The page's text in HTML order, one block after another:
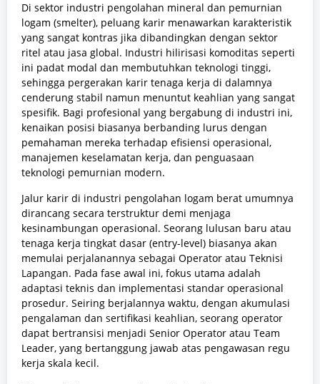
Di sektor industri pengolahan mineral dan pemurnian
logam (smelter), peluang karir menawarkan karakteristik
yang sangat kontras jika dibandingkan dengan sektor
ritel atau jasa global. Industri hilirisasi komoditas seperti
ini padat modal dan membutuhkan teknologi tinggi,
sehingga pergerakan karir tenaga kerja di dalamnya
cenderung stabil namun menuntut keahlian yang sangat
spesifik. Bagi profesional yang bergabung di industri ini,
kenaikan posisi biasanya berbanding lurus dengan
pemahaman mereka terhadap efisiensi operasional,
manajemen keselamatan kerja, dan penguasaan
teknologi pemurnian modern.
Jalur karir di industri pengolahan logam berat umumnya
dirancang secara terstruktur demi menjaga
kesinambungan operasional. Seorang lulusan baru atau
tenaga kerja tingkat dasar (entry-level) biasanya akan
memulai perjalanannya sebagai Operator atau Teknisi
Lapangan. Pada fase awal ini, fokus utama adalah
adaptasi teknis dan implementasi standar operasional
prosedur. Seiring berjalannya waktu, dengan akumulasi
pengalaman dan sertifikasi keahlian, seorang operator
dapat bertransisi menjadi Senior Operator atau Team
Leader, yang bertanggung jawab atas pengawasan regu
kerja skala kecil.